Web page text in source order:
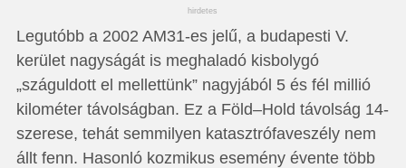
hirdetes
Legutóbb a 2002 AM31-es jelű, a budapesti V.
kerület nagyságát is meghaladó kisbolygó
„száguldott el mellettünk” nagyjából 5 és fél millió
kilométer távolságban. Ez a Föld–Hold távolság 14-
szerese, tehát semmilyen katasztrófaveszély nem
állt fenn. Hasonló kozmikus esemény évente több